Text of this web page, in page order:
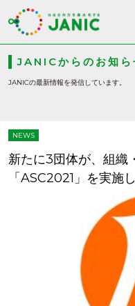
JANICからのお知ら
JANICの最新情報を発信しています。
NEWS
新たに3団体が、組織
「ASC2021」を実施